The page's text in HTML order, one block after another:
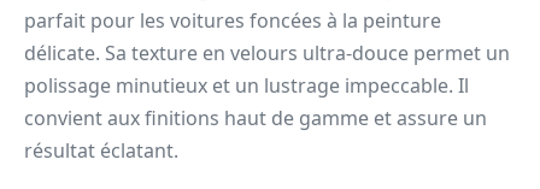
parfait pour les voitures foncées à la peinture
délicate. Sa texture en velours ultra-douce permet un
polissage minutieux et un lustrage impeccable. Il
convient aux finitions haut de gamme et assure un
résultat éclatant.